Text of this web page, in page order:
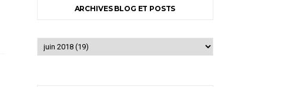
ARCHIVES BLOG ET POSTS